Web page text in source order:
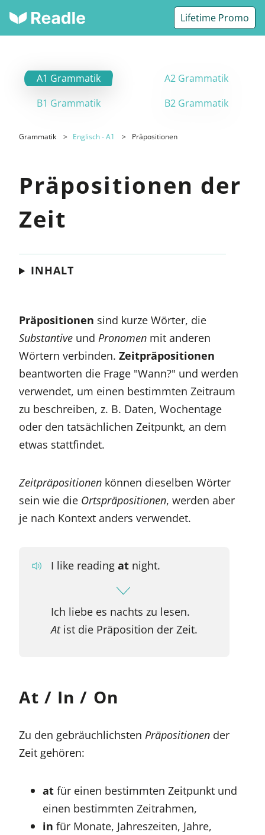
Lifetime Promo
A1 Grammatik
A2 Grammatik
B1 Grammatik
B2 Grammatik
Grammatik Englisch - A1 Präpositionen
Präpositionen der
Zeit
INHALT
Präpositionen sind kurze Wörter, die
Substantive und Pronomen mit anderen
Wörtern verbinden. Zeitpräpositionen
beantworten die Frage "Wann?" und werden
verwendet, um einen bestimmten Zeitraum
zu beschreiben, z. B. Daten, Wochentage
oder den tatsächlichen Zeitpunkt, an dem
etwas stattfindet.
Zeitpräpositionen können dieselben Wörter
sein wie die Ortspräpositionen, werden aber
je nach Kontext anders verwendet.
I like reading atnight.
Ich liebe es nachts zu lesen.
At ist die Präposition der Zeit.
At / In / On
Zu den gebräuchlichsten Präpositionen der
Zeit gehören:
at für einen bestimmten Zeitpunkt und
einen bestimmten Zeitrahmen,
in für Monate, Jahreszeiten, Jahre,